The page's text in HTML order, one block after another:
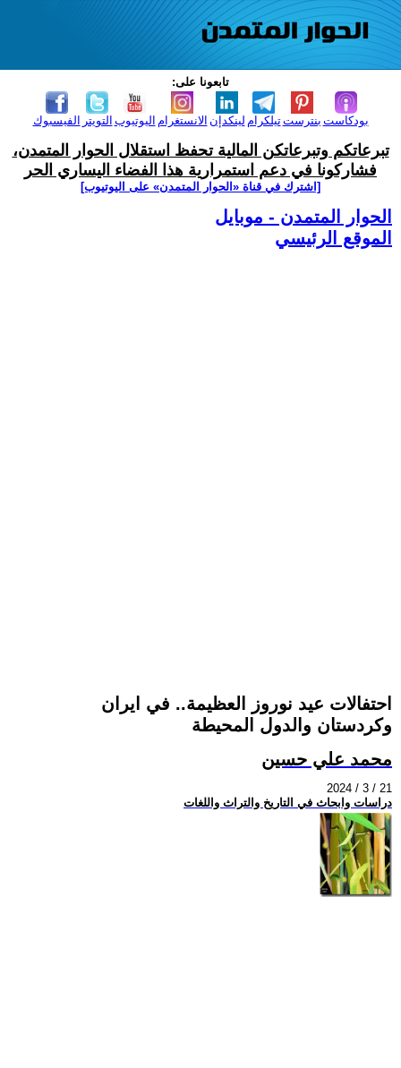
تابعونا على:
الفيسبوك التويتر اليوتيوب الانستغرام لينكدإن تيلكرامبنترست بودكاست
تبرعاتكم وتبرعاتكن المالية تحفظ استقلال الحوار المتمدن،
فشاركونا في دعم استمرارية هذا الفضاء اليساري الحر
[اشترك في قناة ‫«الحوار المتمدن» على اليوتيوب]
الحوار المتمدن - موبايل
الموقع الرئيسي
احتفالات عيد نوروز العظيمة.. في ايران
وكردستان والدول المحيطة
محمد علي حسين
2024 / 3 / 21
دراسات وابحاث في التاريخ والتراث واللغات